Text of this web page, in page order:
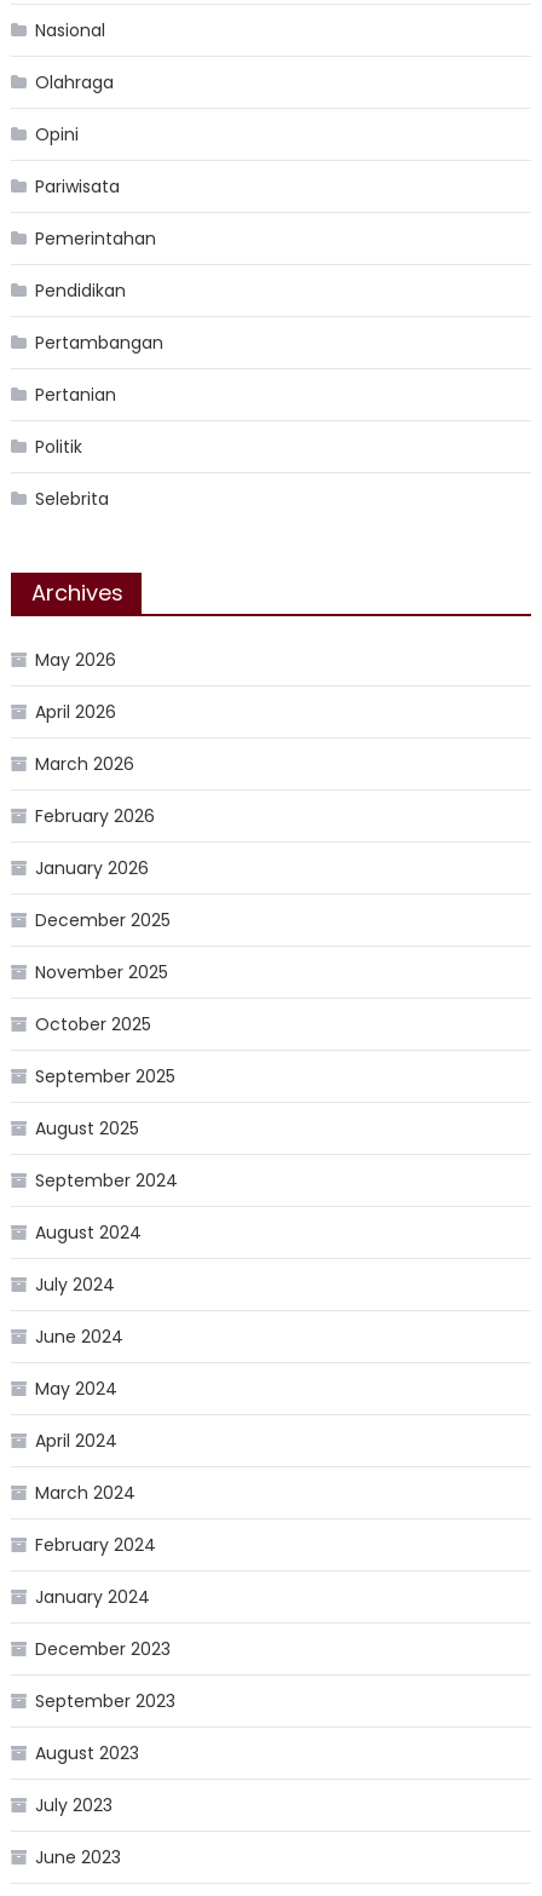
Nasional
Olahraga
Opini
Pariwisata
Pemerintahan
Pendidikan
Pertambangan
Pertanian
Politik
Selebrita
Archives
May 2026
April 2026
March 2026
February 2026
January 2026
December 2025
November 2025
October 2025
September 2025
August 2025
September 2024
August 2024
July 2024
June 2024
May 2024
April 2024
March 2024
February 2024
January 2024
December 2023
September 2023
August 2023
July 2023
June 2023